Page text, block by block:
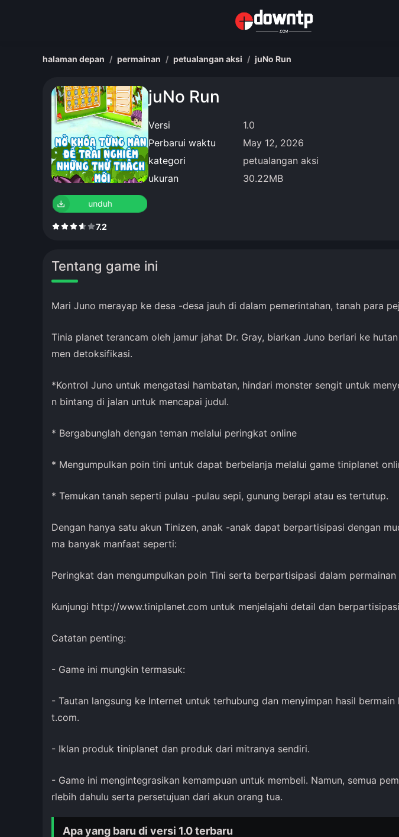
halaman depan permainan petualangan aksi juNo Run
unduh
7.2
juNo Run
Versi
1.0
Perbarui waktu
May 12, 2026
kategori
petualangan aksi
ukuran
30.22MB
Tentang game ini
Mari Juno merayap ke desa -desa jauh di dalam pemerintahan, tanah para
Tinia planet terancam oleh jamur jahat Dr. Gray, biarkan Juno berlari ke
men detoksifikasi.
*Kontrol Juno untuk mengatasi hambatan, hindari monster sengit untuk
n bintang di jalan untuk mencapai judul.
* Bergabunglah dengan teman melalui peringkat online
* Mengumpulkan poin tini untuk dapat berbelanja melalui game tiniplanet
* Temukan tanah seperti pulau -pulau sepi, gunung berapi atau es tertutup.
Dengan hanya satu akun Tinizen, anak -anak dapat berpartisipasi dengan
ma banyak manfaat seperti:
Peringkat dan mengumpulkan poin Tini serta berpartisipasi dalam
Kunjungi http://www.tiniplanet.com untuk menjelajahi detail dan
Catatan penting:
- Game ini mungkin termasuk:
- Tautan langsung ke Internet untuk terhubung dan menyimpan hasil
t.com.
- Iklan produk tiniplanet dan produk dari mitranya sendiri.
- Game ini mengintegrasikan kemampuan untuk membeli. Namun, semua
rlebih dahulu serta persetujuan dari akun orang tua.
Apa yang baru di versi 1.0 terbaru